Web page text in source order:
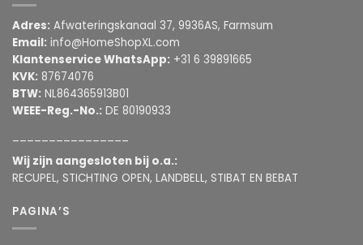
Adres: Afwateringskanaal 37, 9936AS, Farmsum
Email: info@HomeShopXL.com
Klantenservice WhatsApp: +31 6 39891665
KVK: 87674076
BTW: NL864365913B01
WEEE-Reg.-No.: DE 80190933
Wij zijn aangesloten bij o.a.:
RECUPEL, STICHTING OPEN, LANDBELL, STIBAT EN BEBAT
PAGINA’S